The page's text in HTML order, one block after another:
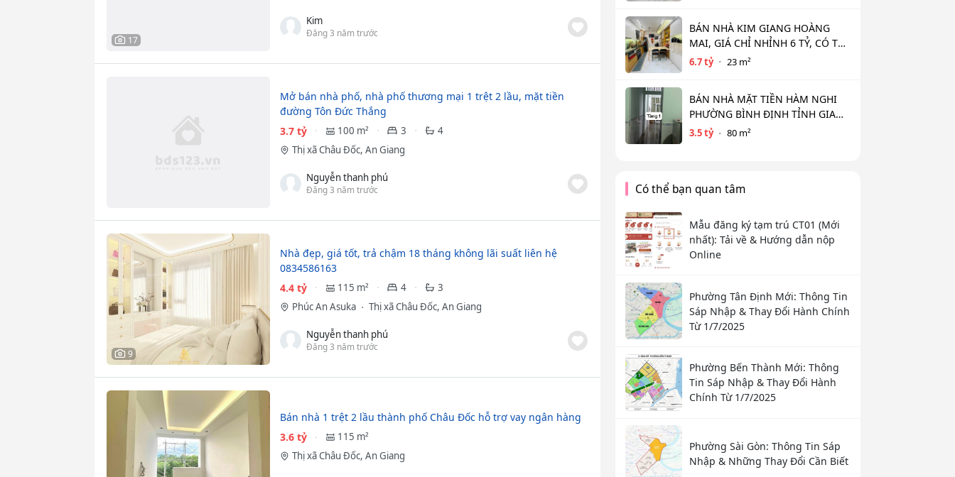
17
Kim
Đăng 3 năm trước
Mở bán nhà phố, nhà phố thương mại 1 trệt 2 lầu, mặt tiền
đường Tôn Đức Thắng
3.7 tỷ
100 m² 3
4
Thị xã Châu Đốc, An Giang
Nguyễn thanh phú
Đăng 3 năm trước
9
Nhà đẹp, giá tốt, trả chậm 18 tháng không lãi suất liên hệ
0834586163
4.4 tỷ
115 m² 4
3
Phúc An Asuka
Thị xã Châu Đốc, An Giang
Nguyễn thanh phú
Đăng 3 năm trước
Bán nhà 1 trệt 2 lầu thành phố Châu Đốc hỗ trợ vay ngân hàng
3.6 tỷ
115 m²
Thị xã Châu Đốc, An Giang
BÁN NHÀ KIM GIANG HOÀNG
MAI, GIÁ CHỈ NHỈNH 6 TỶ, CÓ THỂ
THƯƠNG LƯỢNG
6.7 tỷ 23 m²
BÁN NHÀ MẶT TIỀN HÀM NGHI
PHƯỜNG BÌNH ĐỊNH TỈNH GIA
LAI (MỚI )
3.5 tỷ 80 m²
Có thể bạn quan tâm
Mẫu đăng ký tạm trú CT01 (Mới
nhất): Tải về & Hướng dẫn nộp
Online
Phường Tân Định Mới: Thông Tin
Sáp Nhập & Thay Đổi Hành Chính
Từ 1/7/2025
Phường Bến Thành Mới: Thông
Tin Sáp Nhập & Thay Đổi Hành
Chính Từ 1/7/2025
Phường Sài Gòn: Thông Tin Sáp
Nhập & Những Thay Đổi Cần Biết